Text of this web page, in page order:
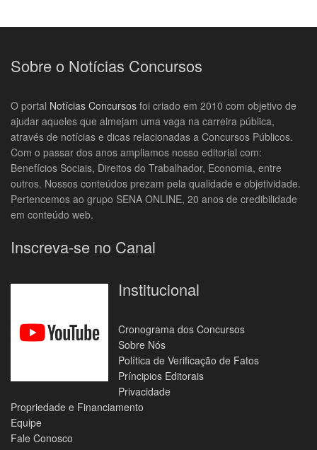
Sobre o Notícias Concursos
O portal Notícias Concursos foi criado em 2010 com objetivo de
ajudar aqueles que almejam uma vaga na carreira pública,
através de notícias e dicas relacionadas a Concursos Públicos.
Com o passar dos anos ampliamos nosso editorial com:
Benefícios Sociais, Direitos do Trabalhador, Economia, entre
outros. Nossos conteúdos prezam pela qualidade e objetividade.
Pertencemos ao grupo SENA ONLINE, 20 anos de credibilidade
em conteúdo web.
Inscreva-se no Canal
Institucional
Cronograma dos Concursos
Sobre Nós
Política de Verificação de Fatos
Príncipios Editorais
Privacidade
Propriedade e Financiamento
Equipe
Fale Conosco